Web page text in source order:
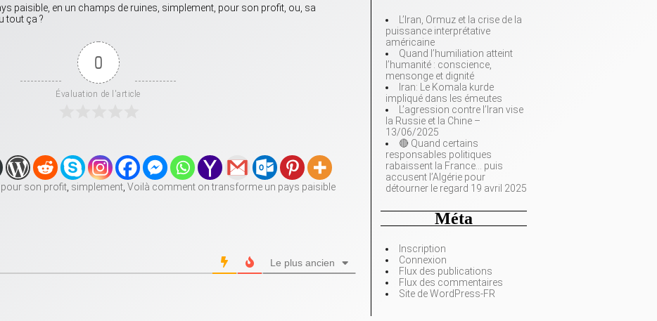
L’Iran, Ormuz et la crise de la
puissance interprétative
américaine
Quand l’humiliation atteint
l’humanité : conscience,
mensonge et dignité
Iran: Le Komala kurde
impliqué dans les émeutes
L’agression contre l’Iran vise
la Russie et la Chine –
13/06/2025
🔴 Quand certains
responsables politiques
rabaissent la France… puis
accusent l’Algérie pour
détourner le regard 19 avril 2025
Méta
Inscription
Connexion
Flux des publications
Flux des commentaires
Site de WordPress-FR
paisible, en un champs de ruines, simplement, pour son profit, ou, sa
tout ça ?
0
Évaluation de l'article
pour son profit, simplement, Voilà comment on transforme un pays paisible
Le plus ancien